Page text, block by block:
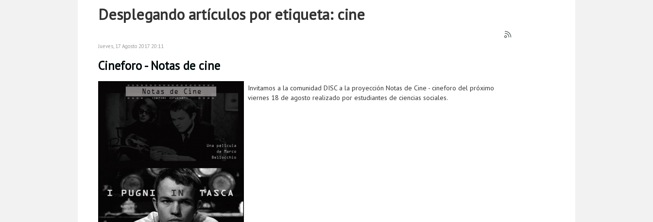
Desplegando artículos por etiqueta: cine
Jueves, 17 Agosto 2017 20:11
Cineforo - Notas de cine
Invitamos a la comunidad DISC a la proyección Notas de Cine - cineforo del próximo
viernes 18 de agosto realizado por estudiantes de ciencias sociales.